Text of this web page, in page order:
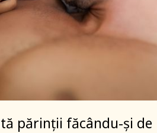
părinții făcându-și de